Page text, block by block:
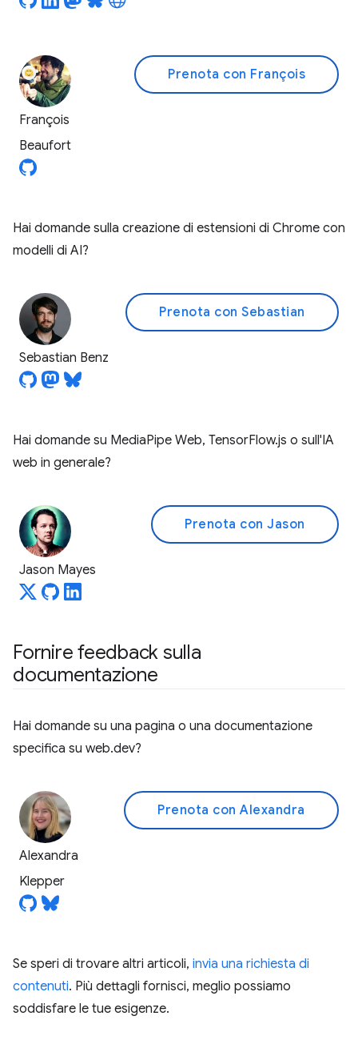
François
Beaufort
Prenota con François
Hai domande sulla creazione di estensioni di Chrome con
modelli di AI?
Sebastian Benz
Prenota con Sebastian
Hai domande su MediaPipe Web, TensorFlow.js o sull'IA
web in generale?
Jason Mayes
Prenota con Jason
Fornire feedback sulla
documentazione
Hai domande su una pagina o una documentazione
specifica su web.dev?
Alexandra
Klepper
Prenota con Alexandra
Se speri di trovare altri articoli, invia una richiesta di
contenuti. Più dettagli fornisci, meglio possiamo
soddisfare le tue esigenze.